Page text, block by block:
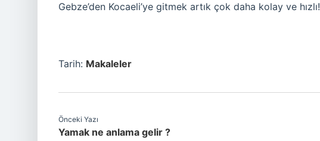
Gebze’den Kocaeli’ye gitmek artık çok daha kolay ve hızlı!
Tarih: Makaleler
Önceki Yazı
Yamak ne anlama gelir ?